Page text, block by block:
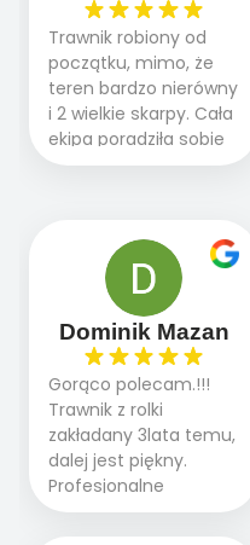
Trawnik robiony od
początku, mimo, że
teren bardzo nierówny
i 2 wielkie skarpy. Cała
ekipa poradziła sobie
WSPANIALE od
panowie wiedzą co
robią. Wszystko poszło
sprawnie i szybko.
Doradztwo w
pielęgnacji trawnika
teraz i na późniejszym
etapie jest dużym
plusem. Teraz razem
z dzieckiem i małym
pieskiem cieszymy się
pięknym trawnikiem :)
A trawa robi efekt
Dominik Mazan
Gorąco polecam.!!!
Trawnik z rolki
zakładany 3lata temu,
dalej jest piękny.
Profesjonalne
podejście do pracy,